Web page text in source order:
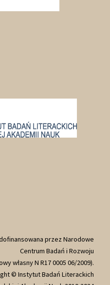
przez Narodowe
Centrum Badań i Rozwoju
własny N R17 0005 06/2009).
© Instytut Badań Literackich